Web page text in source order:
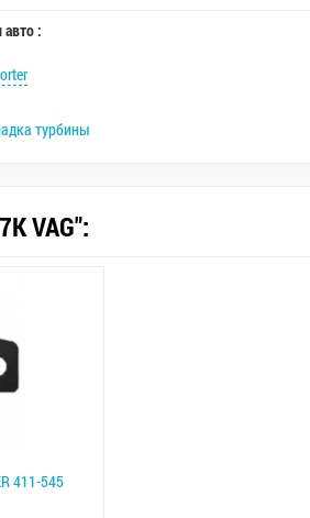
:
турбины
VAG":
411-545